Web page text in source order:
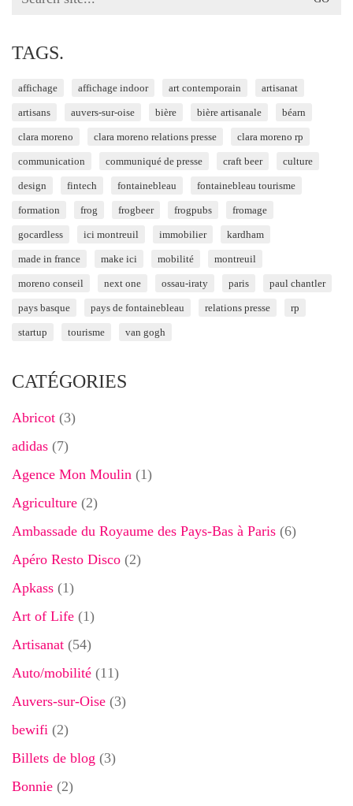
TAGS.
affichage affichage indoor art contemporain artisanat
artisans auvers-sur-oise bière bière artisanale béarn
clara moreno clara moreno relations presse clara moreno rp
communication communiqué de presse craft beer culture
design fintech fontainebleau fontainebleau tourisme
formation frog frogbeer frogpubs fromage
gocardless ici montreuil immobilier kardham
made in france make ici mobilité montreuil
moreno conseil next one ossau-iraty paris paul chantler
pays basque pays de fontainebleau relations presse rp
startup tourisme van gogh
CATÉGORIES
Abricot (3)
adidas (7)
Agence Mon Moulin (1)
Agriculture (2)
Ambassade du Royaume des Pays-Bas à Paris (6)
Apéro Resto Disco (2)
Apkass (1)
Art of Life (1)
Artisanat (54)
Auto/mobilité (11)
Auvers-sur-Oise (3)
bewifi (2)
Billets de blog (3)
Bonnie (2)